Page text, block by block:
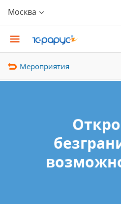
Москва
Мероприятия